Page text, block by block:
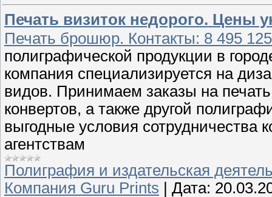
Печать визиток недорого. Цены
Печать брошюр. Контакты: 8 495
полиграфической продукции в
компания специализируется на
видов. Принимаем заказы на
конвертов, а также другой
выгодные условия
агентствам
Полиграфия и издательская
Компания Guru Prints | Дата: